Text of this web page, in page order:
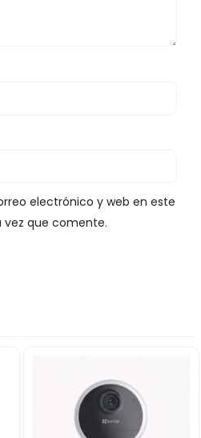
electrónico y web en este
vez que comente.